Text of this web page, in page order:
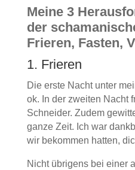
Meine 3
der
Frieren, Fasten,
1. Frieren
Die erste Nacht unter
ok. In der zweiten Nacht
Schneider. Zudem
ganze Zeit. Ich war
wir bekommen hatten,
Nicht übrigens bei einer